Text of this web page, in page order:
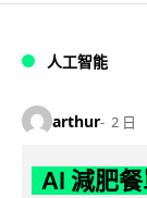
人工智能
arthur 2 日
AI 減肥